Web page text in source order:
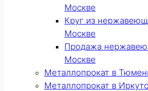
Москве
Круг из
Москве
Продажа
Москве
Металлопрокат в
Металлопрокат в